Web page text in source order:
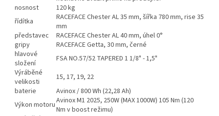
nosnost
120 kg
řídítka
RACEFACE Chester AL 35 mm, šířka 780 mm, rise 35
mm
představec
RACEFACE Chester AL 40 mm, úhel 0°
gripy
RACEFACE Getta, 30 mm, černé
hlavové
složení
FSA NO.57/52 TAPERED 1 1/8" - 1,5"
Výráběné
velikosti
15, 17, 19, 22
baterie
Avinox / 800 Wh (22,28 Ah)
Výkon motoruAvinox M1 2025, 250W (MAX 1000W) 105 Nm (120
Nm v boost režimu)